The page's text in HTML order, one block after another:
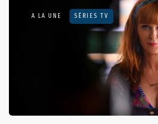
A LA UNE SÉRIES TV